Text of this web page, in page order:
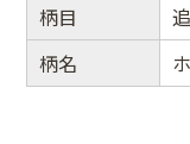
柄目
柄名